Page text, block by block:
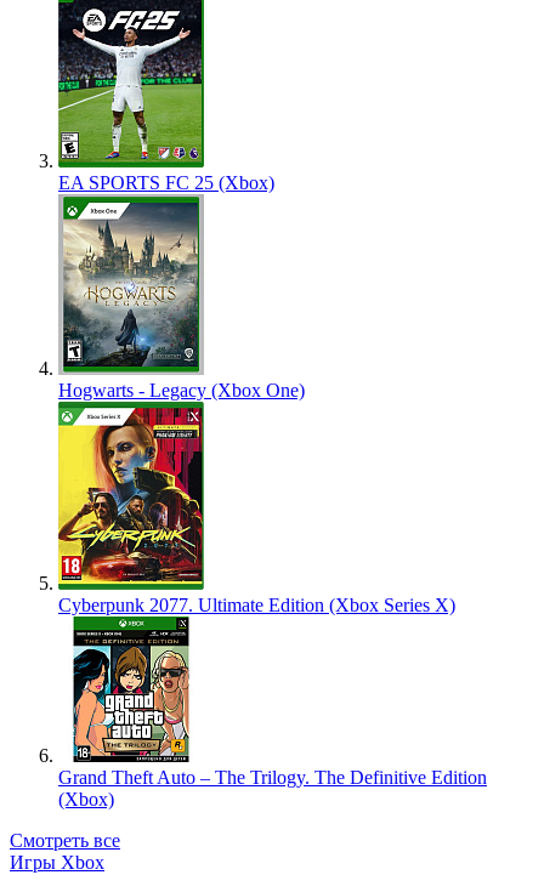
EA SPORTS FC 25 (Xbox)
Hogwarts - Legacy (Xbox One)
Cyberpunk 2077. Ultimate Edition (Xbox Series X)
Grand Theft Auto – The Trilogy. The Definitive Edition
(Xbox)
Смотреть все
Игры Xbox